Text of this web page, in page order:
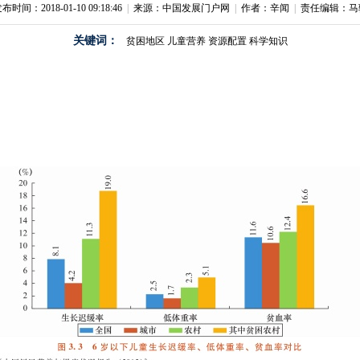
时间：2018-01-10 09:18:46| 来源：中国发展门户网 作者：辛闻 责任编辑：马
关键词： 贫困地区 儿童营养 资源配置 科学知识